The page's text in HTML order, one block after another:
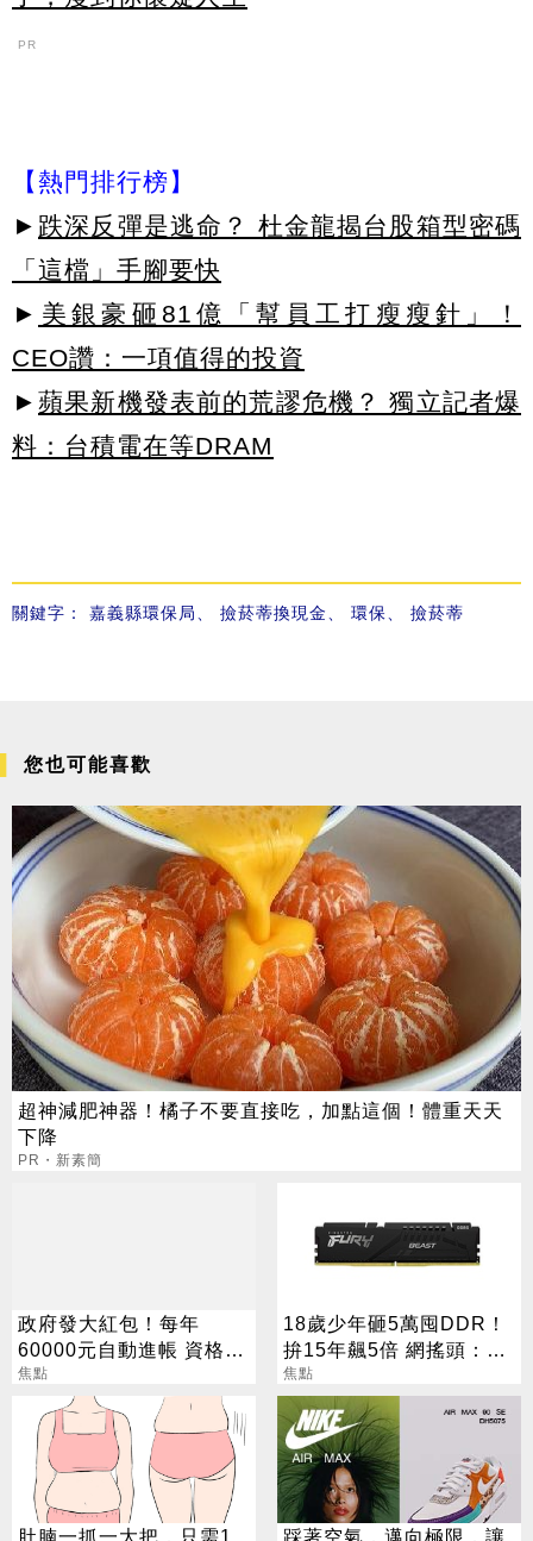
PR
【熱門排行榜】
► 跌深反彈是逃命？ 杜金龍揭台股箱型密碼
「這檔」手腳要快
► 美銀豪砸81億「幫員工打瘦瘦針」！
CEO讚：一項值得的投資
► 蘋果新機發表前的荒謬危機？ 獨立記者爆
料：台積電在等DRAM
關鍵字： 嘉義縣環保局、 撿菸蒂換現金、 環保、 撿菸蒂
您也可能喜歡
超神減肥神器！橘子不要直接吃，加點這個！體重天天
下降
PR・新素簡
政府發大紅包！每年
60000元自動進帳 資格一
次看
焦點
18歲少年砸5萬囤DDR！
拚15年飆5倍 網搖頭：會
報廢
焦點
肚腩一抓一大把，只需1
踩著空氣，邁向極限，讓